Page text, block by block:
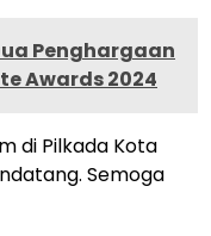
Penghargaan
Awards 2024
di Pilkada Kota
Semoga